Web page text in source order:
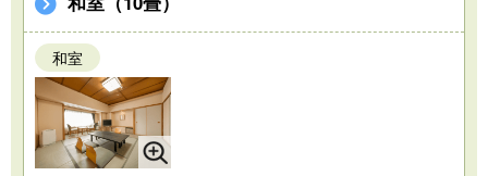
和室